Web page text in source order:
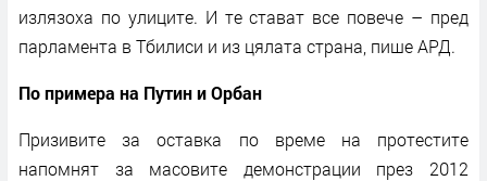
излязоха по улиците. И те стават все повече – пред
парламента в Тбилиси и из цялата страна, пише АРД.
По примера на Путин и Орбан
Призивите за оставка по време на протестите
напомнят за масовите демонстрации през 2012